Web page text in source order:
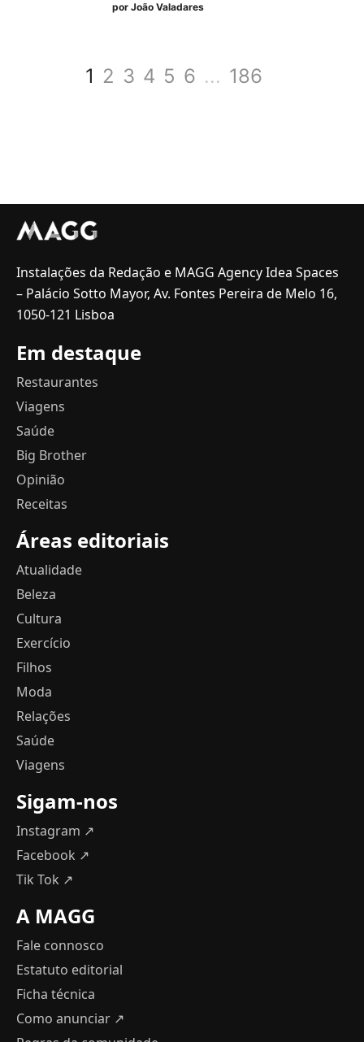
por João Valadares
1 2 3 4 5 6 ... 186
Instalações da Redação e MAGG Agency Idea Spaces
– Palácio Sotto Mayor, Av. Fontes Pereira de Melo 16,
1050-121 Lisboa
Em destaque
Restaurantes
Viagens
Saúde
Big Brother
Opinião
Receitas
Áreas editoriais
Atualidade
Beleza
Cultura
Exercício
Filhos
Moda
Relações
Saúde
Viagens
Sigam-nos
Instagram ↗
Facebook ↗
Tik Tok ↗
A MAGG
Fale connosco
Estatuto editorial
Ficha técnica
Como anunciar ↗